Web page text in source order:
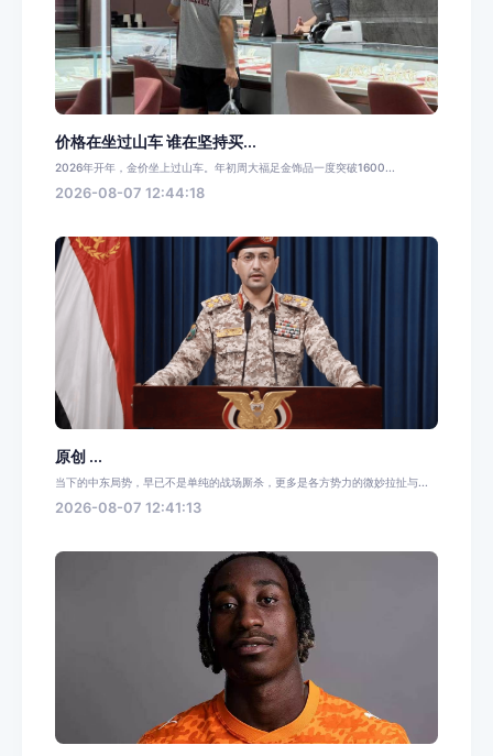
价格在坐过山车 谁在坚持买...
2026年开年，金价坐上过山车。年初周大福足金饰品一度突破1600...
2026-08-07 12:44:18
原创 ...
当下的中东局势，早已不是单纯的战场厮杀，更多是各方势力的微妙拉扯与...
2026-08-07 12:41:13